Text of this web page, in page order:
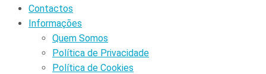
Contactos
Informações
Quem Somos
Política de Privacidade
Política de Cookies